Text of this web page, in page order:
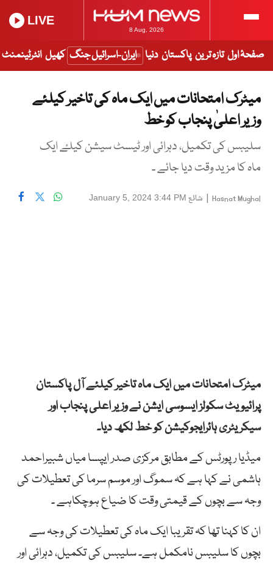
8 Aug, 2026
LIVE
صفحۂ اول تازہ ترین پاکستان دنیا ایران-اسرائیل جنگ کھیل انٹرٹینمنٹ
میٹرک امتحانات میں ایک ماہ کی تاخیر کیلئے
وزیر اعلیٰ پنجاب کو خط
سلیبس کی تکمیل، دہرائی اور ٹیسٹ سیشن کیلۓ ایک
ماہ کا مزید وقت دیا جائے ۔
Hasnat Mughal
| شائع January 5, 2024 3:44 PM
میٹرک امتحانات میں ایک ماہ تاخیر کیلئے آل پاکستان
پرائیویٹ سکولز ایسوسی ایشن نے وزیر اعلی پنجاب اور
سیکریٹری ہائرایجوکیشن کو خط لکھ دیا۔
میڈیا رپورٹس کے مطابق مرکزی صدر ایپسا میاں شبیراحمد
ہاشمی نے کہا ہے کہ سموگ اور موسم سرما کی تعطیلات کی
وجہ سے بچوں کے قیمتی وقت کا ضیاع ہوچکاہے ۔
ان کا کہنا تھا کہ تقریبا ایک ماہ کی تعطیلات کی وجہ سے
بچوں کا سلیبس نامکمل ہے۔ سلیبس کی تکمیل، دہرائی اور